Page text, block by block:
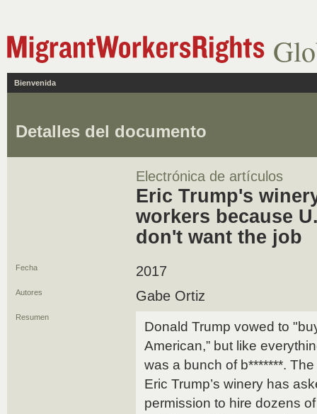
Bienvenida
Detalles del documento
Electrónica de artículos
Eric Trump's
workers because
don't want the job
Fecha 2017
Autores Gabe Ortiz
Resumen
Donald Trump vowed to
American,” but like
was a bunch of b*******.
Eric Trump’s winery has
permission to hire dozens